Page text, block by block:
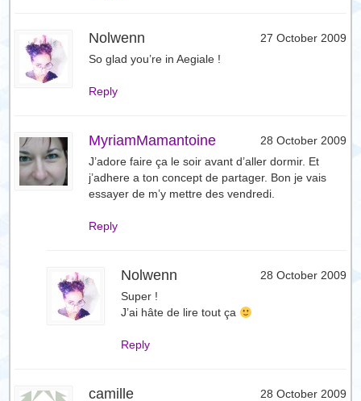
Nolwenn
27 October 2009
So glad you’re in Aegiale !
Reply
MyriamMamantoine
28 October 2009
J’adore faire ça le soir avant d’aller dormir. Et
j’adhere a ton concept de partager. Bon je vais
essayer de m’y mettre des vendredi.
Reply
Nolwenn
28 October 2009
Super !
J’ai hâte de lire tout ça
Reply
camille 28 October 2009